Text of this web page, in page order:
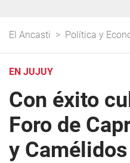
El Ancasti > Política y
EN JUJUY
Con éxito
Foro de
y